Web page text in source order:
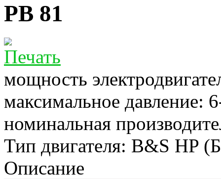
PВ 81
мощность
максимальное давление:
номинальная
Тип двигателя: B&S HP
Описание